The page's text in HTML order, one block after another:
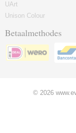
UArt
Unison Colour
Betaalmethodes
© 2026